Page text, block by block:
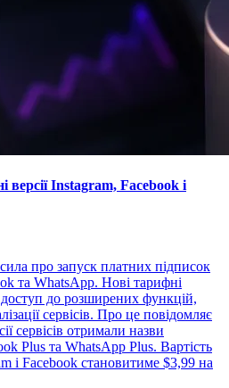
версії Instagram, Facebook і
про запуск платних підписок
та WhatsApp. Нові тарифні
до розширених функцій,
сервісів. Про це повідомляє
сервісів отримали назви
Plus та WhatsApp Plus. Вартість
і Facebook становитиме $3,99 на